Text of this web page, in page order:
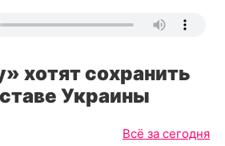
хотят сохранить
Украины
Всё за сегодня